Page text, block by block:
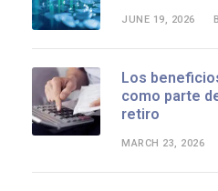
JUNE 19, 2026
Los
como parte
retiro
MARCH 23, 2026